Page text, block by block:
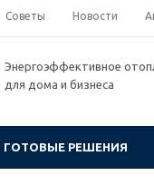
Советы Новости
Энергоэффективное
для дома и бизнеса
ГОТОВЫЕ РЕШЕНИЯ